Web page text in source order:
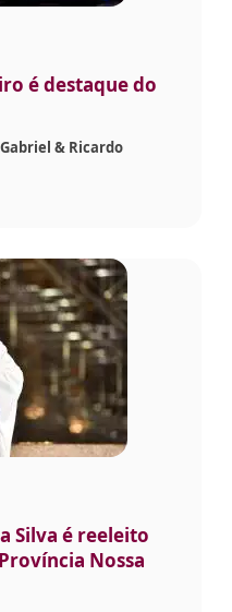
é destaque do
& Ricardo
Silva é reeleito
Nossa